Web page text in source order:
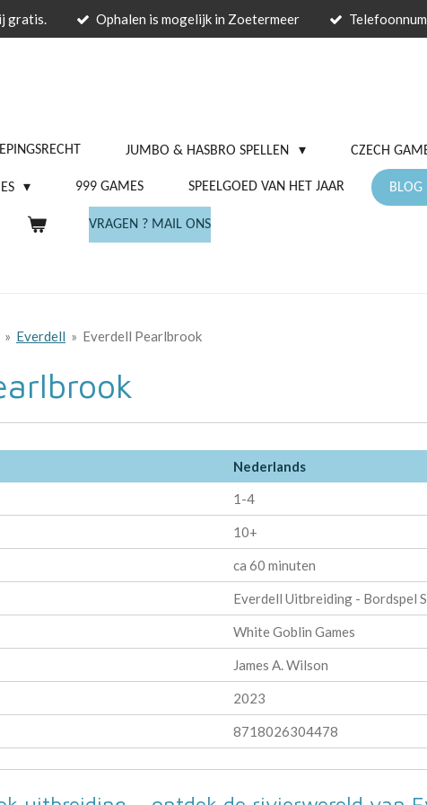
gratis. Ophalen is mogelijk in Zoetermeer
JUMBO & HASBRO SPELLEN CZECH
999 GAMES SPEELGOED VAN HET JAAR BLOG
VRAGEN ? MAIL ONS
» Everdell » Everdell Pearlbrook
Nederlands
1-4
10+
ca 60 minuten
Everdell Uitbreiding - Bordspel
White Goblin Games
James A. Wilson
2023
8718026304478